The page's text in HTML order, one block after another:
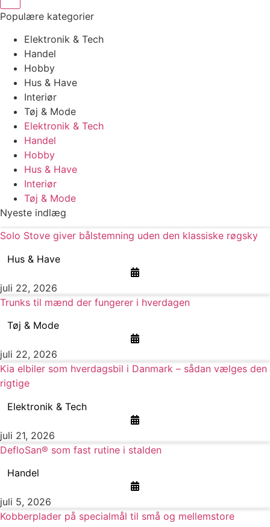
Populære kategorier
Elektronik & Tech
Handel
Hobby
Hus & Have
Interiør
Tøj & Mode
Elektronik & Tech
Handel
Hobby
Hus & Have
Interiør
Tøj & Mode
Nyeste indlæg
Solo Stove giver bålstemning uden den klassiske røgsky
Hus & Have
juli 22, 2026
Trunks til mænd der fungerer i hverdagen
Tøj & Mode
juli 22, 2026
Kia elbiler som hverdagsbil i Danmark – sådan vælges den
rigtige
Elektronik & Tech
juli 21, 2026
DefloSan® som fast rutine i stalden
Handel
juli 5, 2026
Kobberplader på specialmål til små og mellemstore